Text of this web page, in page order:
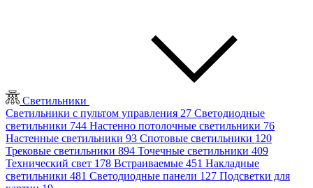
Светильники
Светильники с пультом управления 27 Светодиодные
светильники 744 Настенно потолочные светильники 76
Настенные светильники 93 Спотовые светильники 120
Трековые светильники 894 Точечные светильники 409
Технический свет 178 Встраиваемые 451 Накладные
светильники 481 Светодиодные панели 127 Подсветки для